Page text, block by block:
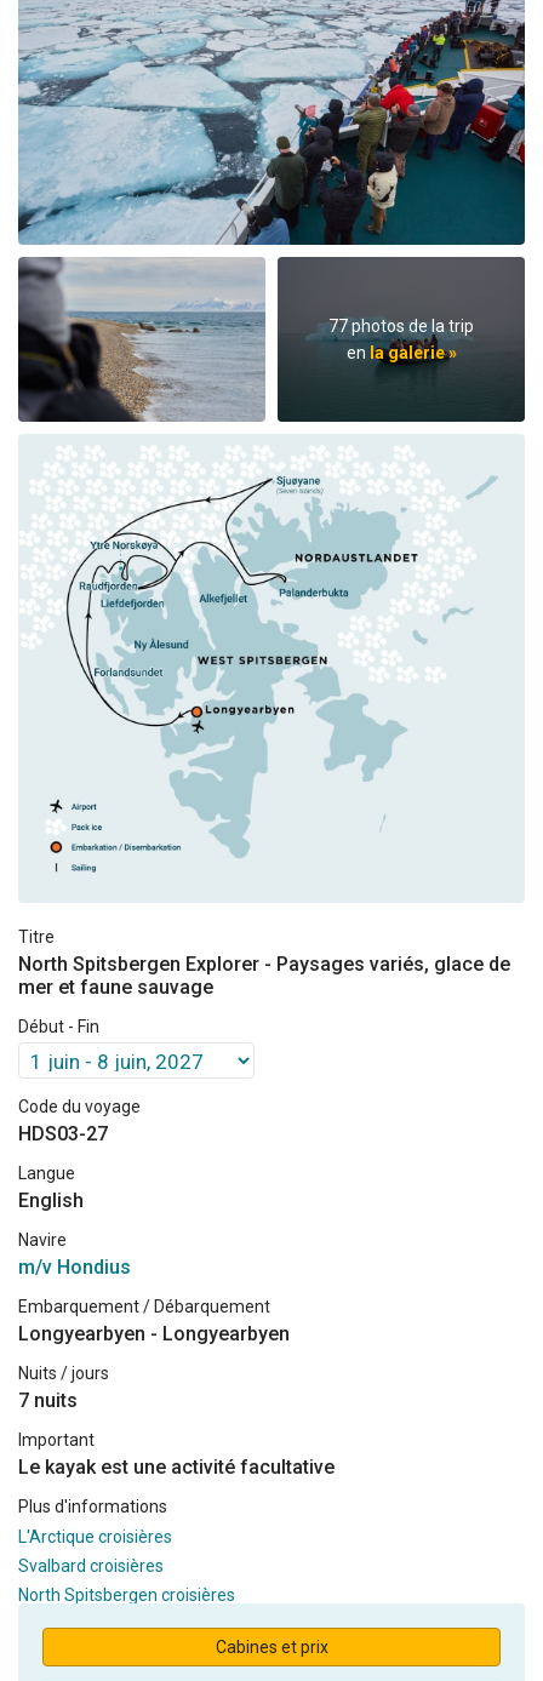
77 photos de la trip
en la galerie »
Titre
North Spitsbergen Explorer - Paysages variés, glace de
mer et faune sauvage
Début - Fin
Code du voyage
HDS03-27
Langue
English
Navire
m/v Hondius
Embarquement / Débarquement
Longyearbyen - Longyearbyen
Nuits / jours
7 nuits
Important
Le kayak est une activité facultative
Plus d'informations
L'Arctique croisières
Svalbard croisières
North Spitsbergen croisières
Cabines et prix